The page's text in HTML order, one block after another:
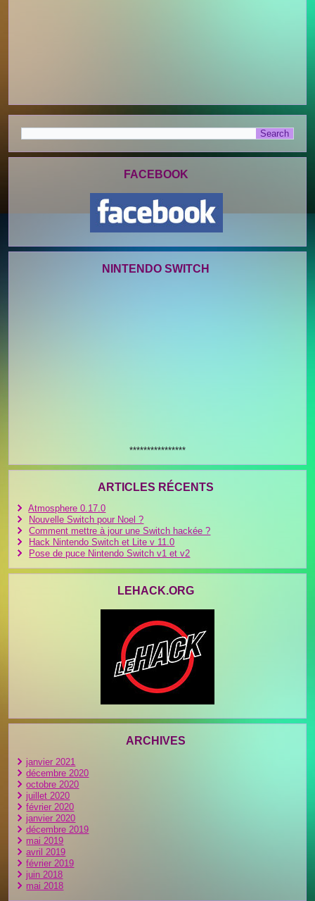
FACEBOOK
NINTENDO SWITCH
****************
ARTICLES RÉCENTS
Atmosphere 0.17.0
Nouvelle Switch pour Noel ?
Comment mettre à jour une Switch hackée ?
Hack Nintendo Switch et Lite v 11.0
Pose de puce Nintendo Switch v1 et v2
LEHACK.ORG
ARCHIVES
janvier 2021
décembre 2020
octobre 2020
juillet 2020
février 2020
janvier 2020
décembre 2019
mai 2019
avril 2019
février 2019
juin 2018
mai 2018